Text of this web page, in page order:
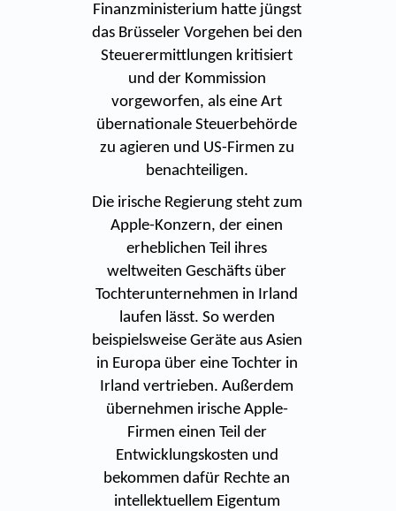
Finanzministerium hatte jüngst
das Brüsseler Vorgehen bei den
Steuerermittlungen kritisiert
und der Kommission
vorgeworfen, als eine Art
übernationale Steuerbehörde
zu agieren und US-Firmen zu
benachteiligen.
Die irische Regierung steht zum
Apple-Konzern, der einen
erheblichen Teil ihres
weltweiten Geschäfts über
Tochterunternehmen in Irland
laufen lässt. So werden
beispielsweise Geräte aus Asien
in Europa über eine Tochter in
Irland vertrieben. Außerdem
übernehmen irische Apple-
Firmen einen Teil der
Entwicklungskosten und
bekommen dafür Rechte an
intellektuellem Eigentum